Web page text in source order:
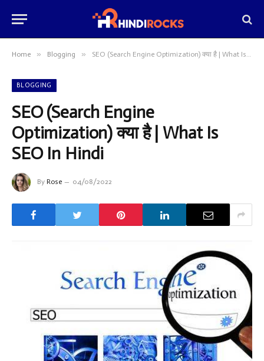
Home » Blogging » SEO (Search Engine Optimization) क्या है | What Is SEO In Hindi
BLOGGING
SEO (Search Engine
Optimization) क्या है | What Is
SEO In Hindi
By Rose 04/08/2022